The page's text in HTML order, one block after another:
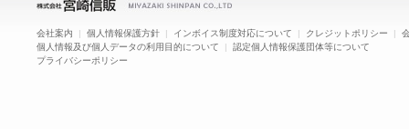
会社案内 | 個人情報保護方針 | インボイス制度対応について | クレジットポリシー |
個人情報及び個人データの利用目的について | 認定個人情報保護団体等について
プライバシーポリシー